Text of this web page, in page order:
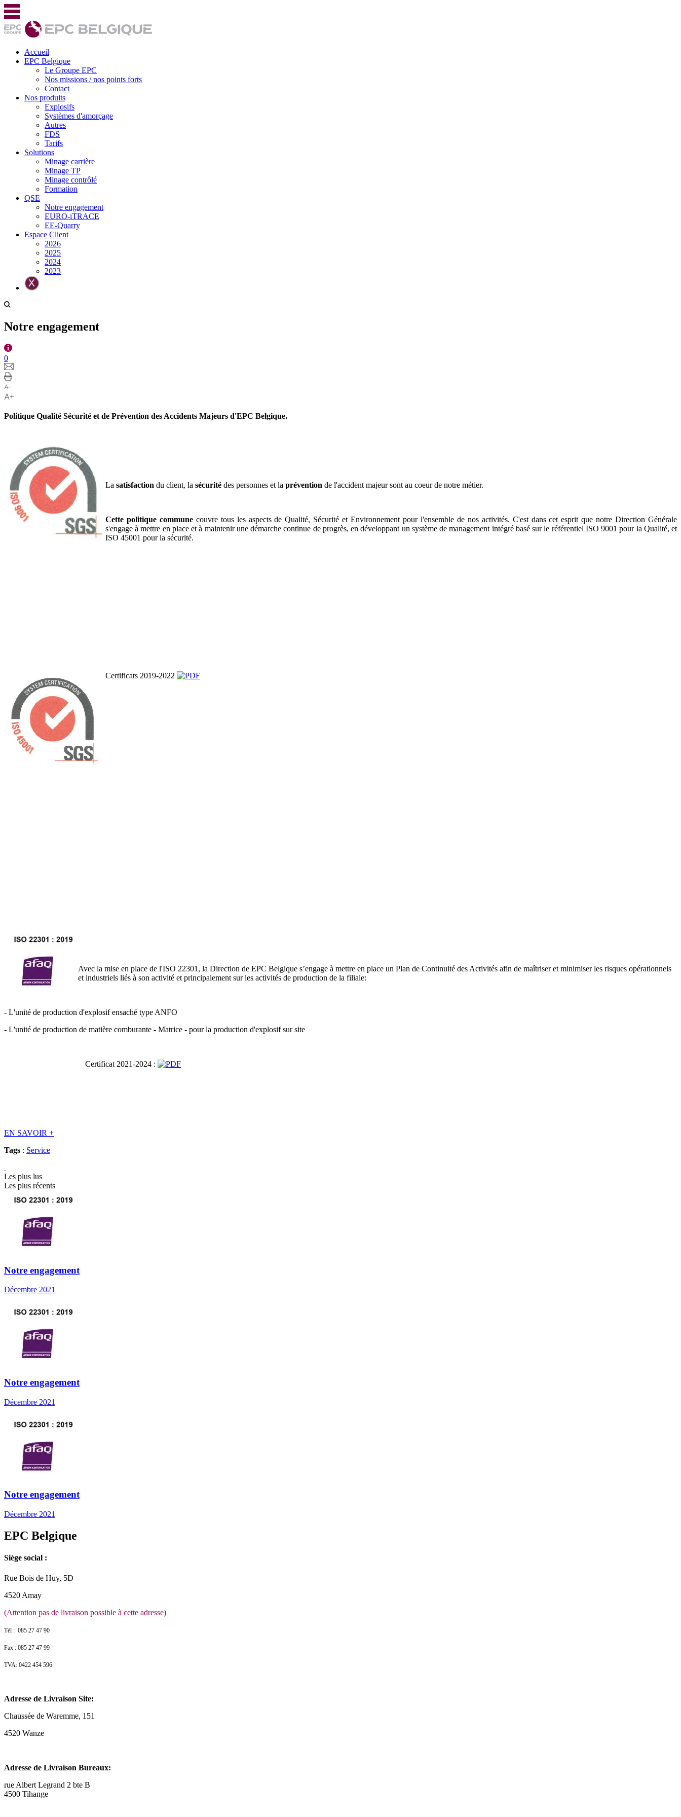
Accueil
EPC Belgique
Le Groupe EPC
Nos missions / nos points forts
Contact
Nos produits
Explosifs
Systèmes d'amorçage
Autres
FDS
Tarifs
Solutions
Minage carrière
Minage TP
Minage contrôlé
Formation
QSE
Notre engagement
EURO-iTRACE
EE-Quarry
Espace Client
2026
2025
2024
2023
Notre engagement
0
Politique Qualité Sécurité et de Prévention des Accidents Majeurs d'EPC Belgique.
La satisfaction du client, la sécurité des personnes et la prévention de l'accident majeur sont au coeur de notre métier.
Cette politique communecouvre tous les aspects de Qualité, Sécurité et Environnement pour l'ensemble de nos activités. C'est dans cet esprit que notre Direction Générale
s'engage à mettre en place et à maintenir une démarche continue de progrès, en développant un système de management intégré basé sur le référentiel ISO 9001 pour la Qualité, et
ISO 45001 pour la sécurité.
Certificats 2019-2022
Avec la mise en place de l'ISO 22301, la Direction de EPC Belgique s’engage à mettre en place un Plan de Continuité des Activités afin de maîtriser et minimiser les risques opérationnels
et industriels liés à son activité et principalement sur les activités de production de la filiale:
- L'unité de production d'explosif ensaché type ANFO
- L'unité de production de matière comburante - Matrice - pour la production d'explosif sur site
Certificat 2021-2024 :
EN SAVOIR +
Tags : Service
Les plus lus
Les plus récents
Notre engagement
Décembre 2021
Notre engagement
Décembre 2021
Notre engagement
Décembre 2021
EPC Belgique
Siège social :
Rue Bois de Huy, 5D
4520 Amay
(Attention pas de livraison possible à cette adresse)
Tél : 085 27 47 90
Fax : 085 27 47 99
TVA: 0422 454 596
Adresse de Livraison Site:
Chaussée de Waremme, 151
4520 Wanze
Adresse de Livraison Bureaux:
rue Albert Legrand 2 bte B
4500 Tihange